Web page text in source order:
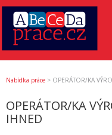
Nabídka práce > OPERÁTOR/KA
OPERÁTOR/KA
IHNED